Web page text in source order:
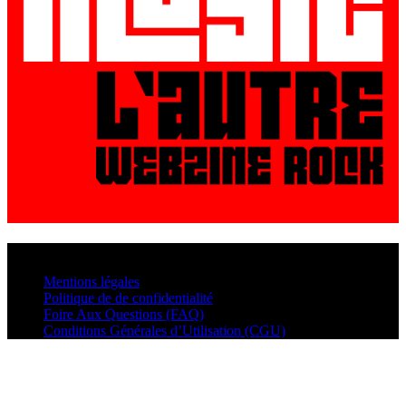
Mentions légales
Politique de de confidentialité
Foire Aux Questions (FAQ)
Conditions Générales d’Utilisation (CGU)